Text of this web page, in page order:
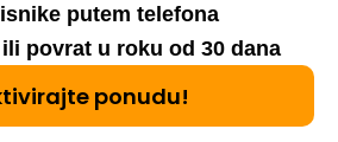
putem telefona
povrat u roku od 30 dana
ponudu!